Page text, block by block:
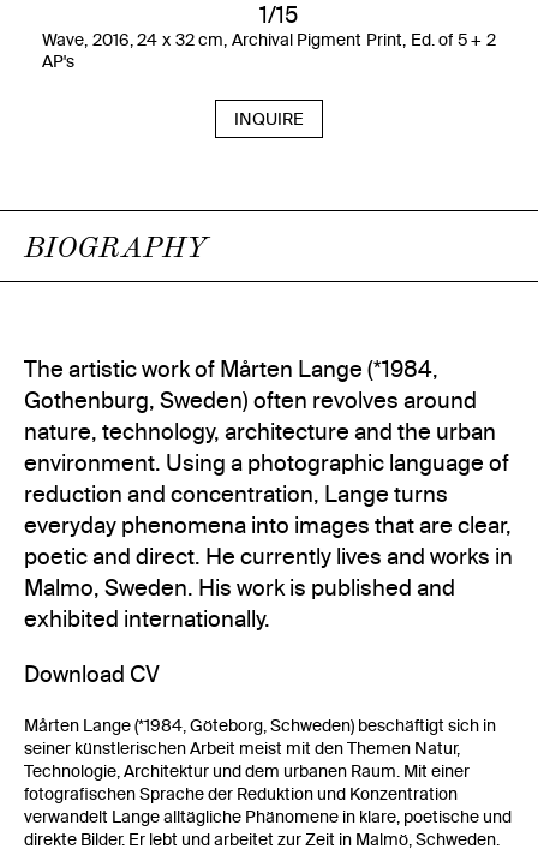
Wave, 2016, 24 x 32 cm, Archival Pigment Print, Ed. of 5 + 2
AP's
1/15
INQUIRE
BIOGRAPHY
The artistic work of Mårten Lange (*1984,
Gothenburg, Sweden) often revolves around
nature, technology, architecture and the urban
environment. Using a photographic language of
reduction and concentration, Lange turns
everyday phenomena into images that are clear,
poetic and direct. He currently lives and works in
Malmo, Sweden. His work is published and
exhibited internationally.
Download CV
Mårten Lange (*1984, Göteborg, Schweden) beschäftigt sich in
seiner künstlerischen Arbeit meist mit den Themen Natur,
Technologie, Architektur und dem urbanen Raum. Mit einer
fotografischen Sprache der Reduktion und Konzentration
verwandelt Lange alltägliche Phänomene in klare, poetische und
direkte Bilder. Er lebt und arbeitet zur Zeit in Malmö, Schweden.